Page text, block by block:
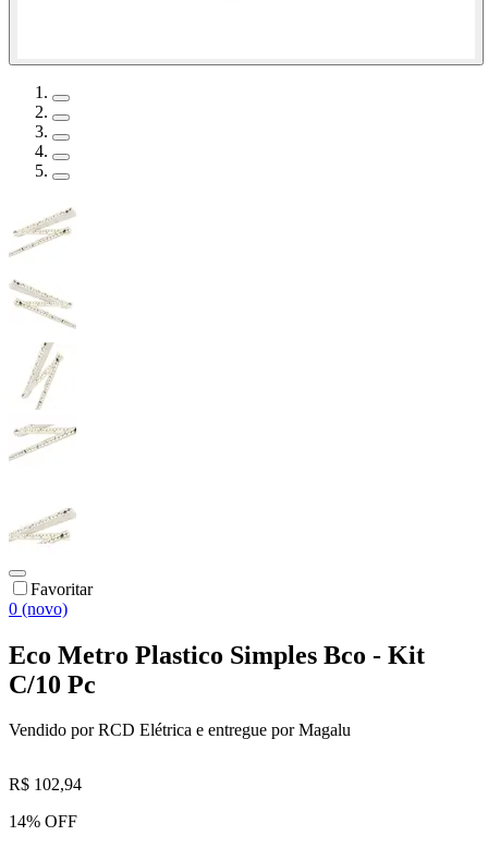
Favoritar
0 (novo)
Eco Metro Plastico Simples Bco - Kit
C/10 Pc
Vendido porRCD Elétrica e entregue por Magalu
R$ 102,94
14% OFF